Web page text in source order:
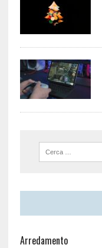
Arredamento